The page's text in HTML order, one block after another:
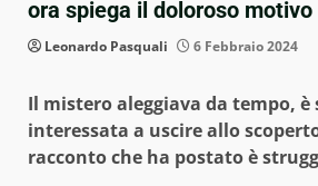
ora spiega il doloroso motivo
Leonardo Pasquali 6 Febbraio 2024
Il mistero aleggiava da tempo,
interessata a uscire allo
racconto che ha postato è